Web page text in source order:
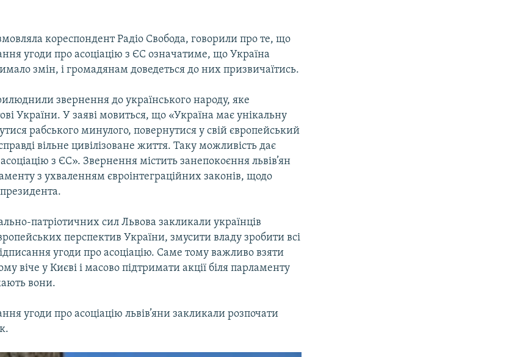
кореспондент Радіо Свобода, говорили про те, що
угоди про асоціацію з ЄС означатиме, що Україна
змін, і громадянам доведеться до них призвичаїтись.
звернення до українського народу, яке
України. У заяві мовиться, що «Україна має унікальну
рабського минулого, повернутися у свій європейський
вільне цивілізоване життя. Таку можливість дає
з ЄС». Звернення містить занепокоєння львів’ян
з ухваленням євроінтеграційних законів, щодо
президента.
патріотичних сил Львова закликали українців
перспектив України, змусити владу зробити всі
угоди про асоціацію. Саме тому важливо взяти
віче у Києві і масово підтримати акції біля парламенту
вони.
угоди про асоціацію львів’яни закликали розпочати